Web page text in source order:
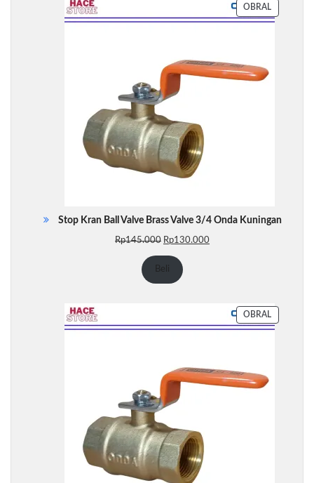
OBRALPRODUK
DENGAN
Stop Kran Ball Valve Brass Valve 3/4 Onda Kuningan
Rp145.000 Harga
adalah:
Rp145.000.
Rp130.000Harga
Beli
OBRAL
DENGAN